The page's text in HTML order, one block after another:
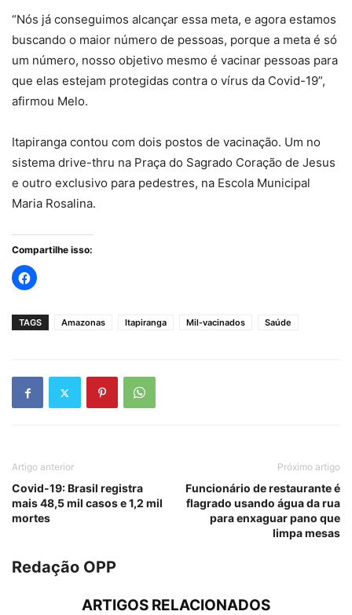
“Nós já conseguimos alcançar essa meta, e agora estamos
buscando o maior número de pessoas, porque a meta é só
um número, nosso objetivo mesmo é vacinar pessoas para
que elas estejam protegidas contra o vírus da Covid-19”,
afirmou Melo.
Itapiranga contou com dois postos de vacinação. Um no
sistema drive-thru na Praça do Sagrado Coração de Jesus
e outro exclusivo para pedestres, na Escola Municipal
Maria Rosalina.
Compartilhe isso:
TAGS Amazonas Itapiranga Mil-vacinados Saúde
Artigo anterior
Covid-19: Brasil registra
mais 48,5 mil casos e 1,2 mil
mortes
Próximo artigo
Funcionário de restaurante é
flagrado usando água da rua
para enxaguar pano que
limpa mesas
Redação OPP
ARTIGOS RELACIONADOS